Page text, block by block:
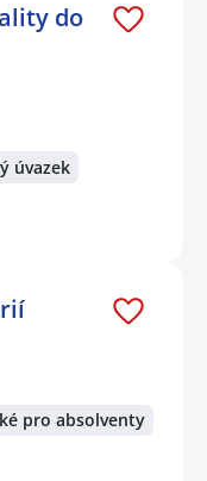
do
úvazek
pro absolventy